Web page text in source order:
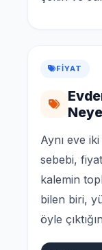
FIYAT
Aynı eve
sebebi,
kalemin
bilen biri,
öyle